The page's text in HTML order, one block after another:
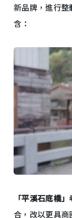
新品牌，進行
含：
「平溪石底橋
合，改以更具